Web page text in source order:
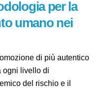
per la
umano nei
di più
a ogni livello